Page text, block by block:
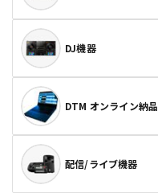
DJ機器
DTM オンライン納品
配信/ライブ機器